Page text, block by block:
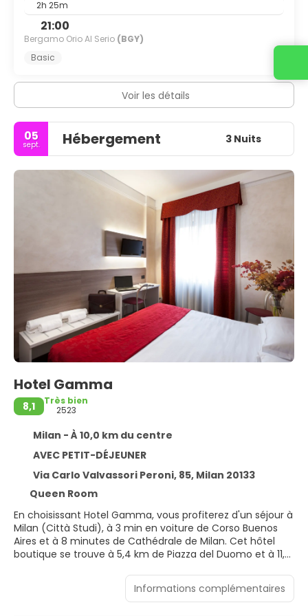
2h 25m
21:00
Bergamo Orio Al Serio (BGY)
Basic
Voir les détails
05
sept. Hébergement 3 Nuits
Hotel Gamma
8,1
Très bien
2523
Milan - À 10,0 km du centre
AVEC PETIT-DÉJEUNER
Via Carlo Valvassori Peroni, 85, Milan 20133
Queen Room
En choisissant Hotel Gamma, vous profiterez d'un séjour à
Milan (Città Studi), à 3 min en voiture de Corso Buenos
Aires et à 8 minutes de Cathédrale de Milan. Cet hôtel
boutique se trouve à 5,4 km de Piazza del Duomo et à 11,5
Profitez des nombreux équipements et services qui
caractérisent l'hébergement, notamment l'accès Wi-Fi à
Informations complémentaires